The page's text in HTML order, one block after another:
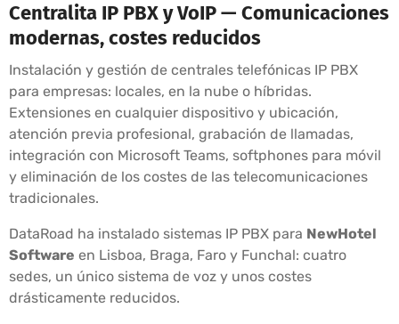
Centralita IP PBX y VoIP — Comunicaciones
modernas, costes reducidos
Instalación y gestión de centrales telefónicas IP PBX
para empresas: locales, en la nube o híbridas.
Extensiones en cualquier dispositivo y ubicación,
atención previa profesional, grabación de llamadas,
integración con Microsoft Teams, softphones para móvil
y eliminación de los costes de las telecomunicaciones
tradicionales.
DataRoad ha instalado sistemas IP PBX para NewHotel
Software en Lisboa, Braga, Faro y Funchal: cuatro
sedes, un único sistema de voz y unos costes
drásticamente reducidos.